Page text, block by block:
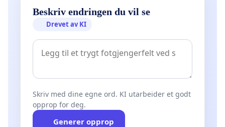
Stjørdal
Grung, Anne Hege, Førsteamanuensis i
Grønvik, Knut, sokneprest, Lommedalen
Guðmarsdóttir, Sigríður, førsteamanuensis i
systematisk teologi, VID
Gylver, Sunniva, sokneprest Fagerborg og
universitetslektor II, MF
Beskriv endringen du vil se
Drevet av KI
Skriv med dine egne ord. KI utarbeider et godt
opprop for deg.
Generer opprop